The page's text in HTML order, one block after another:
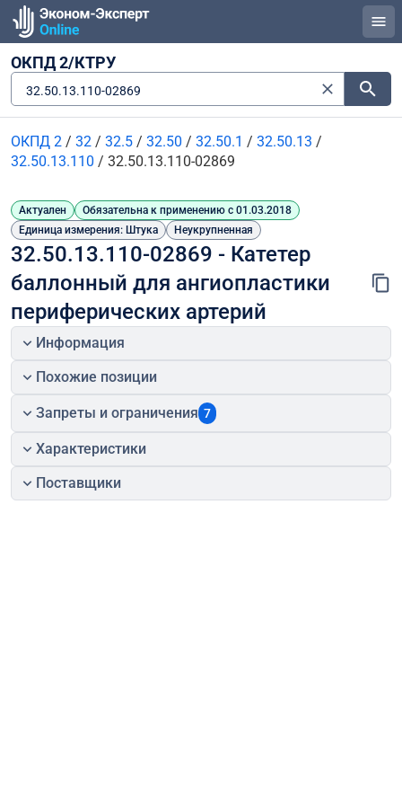
ОКПД 2/КТРУ
32.50.13.110-02869
ОКПД 2 / 32 / 32.5 / 32.50 / 32.50.1 / 32.50.13 /
32.50.13.110 / 32.50.13.110-02869
Актуален
Обязательна к применению с 01.03.2018
Единица измерения: Штука
Неукрупненная
32.50.13.110-02869 - Катетер
баллонный для ангиопластики
периферических артерий
Информация
Похожие позиции
Запреты и ограничения 7
Характеристики
Поставщики